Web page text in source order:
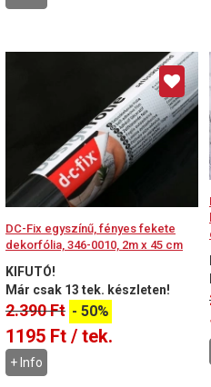
DC-Fix egyszínű, fényes fekete
dekorfólia, 346-0010, 2m x 45 cm
KIFUTÓ!
Már csak 13 tek. készleten!
2.390Ft - 50%
1195 Ft / tek.
+ Info